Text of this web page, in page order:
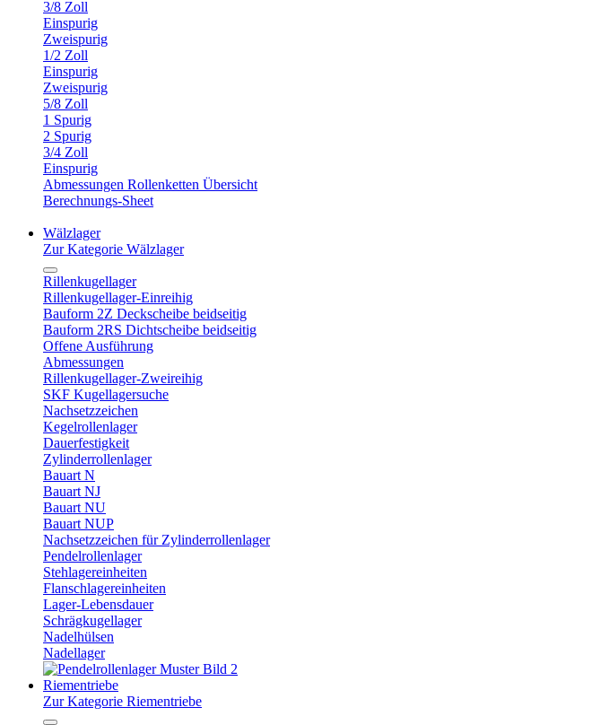
3/8 Zoll
Einspurig
Zweispurig
1/2 Zoll
Einspurig
Zweispurig
5/8 Zoll
1 Spurig
2 Spurig
3/4 Zoll
Einspurig
Abmessungen Rollenketten Übersicht
Berechnungs-Sheet
Wälzlager
Zur Kategorie Wälzlager
Rillenkugellager
Rillenkugellager-Einreihig
Bauform 2Z Deckscheibe beidseitig
Bauform 2RS Dichtscheibe beidseitig
Offene Ausführung
Abmessungen
Rillenkugellager-Zweireihig
SKF Kugellagersuche
Nachsetzzeichen
Kegelrollenlager
Dauerfestigkeit
Zylinderrollenlager
Bauart N
Bauart NJ
Bauart NU
Bauart NUP
Nachsetzzeichen für Zylinderrollenlager
Pendelrollenlager
Stehlagereinheiten
Flanschlagereinheiten
Lager-Lebensdauer
Schrägkugellager
Nadelhülsen
Nadellager
Riementriebe
Zur Kategorie Riementriebe